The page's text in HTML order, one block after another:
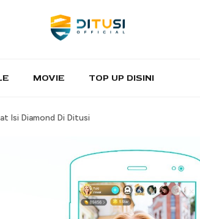
MOVIE TOP UP DISINI
Isi Diamond Di Ditusi